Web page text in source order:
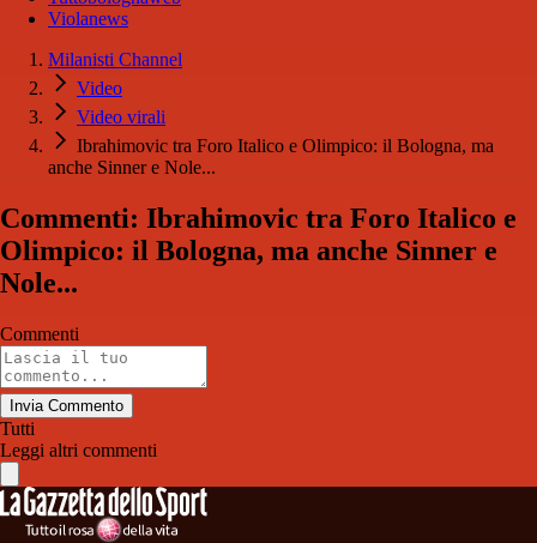
Violanews
Milanisti Channel
Video
Video virali
Ibrahimovic tra Foro Italico e Olimpico: il Bologna, ma
anche Sinner e Nole...
Commenti: Ibrahimovic tra Foro Italico e
Olimpico: il Bologna, ma anche Sinner e
Nole...
Commenti
Invia Commento
Tutti
Leggi altri commenti